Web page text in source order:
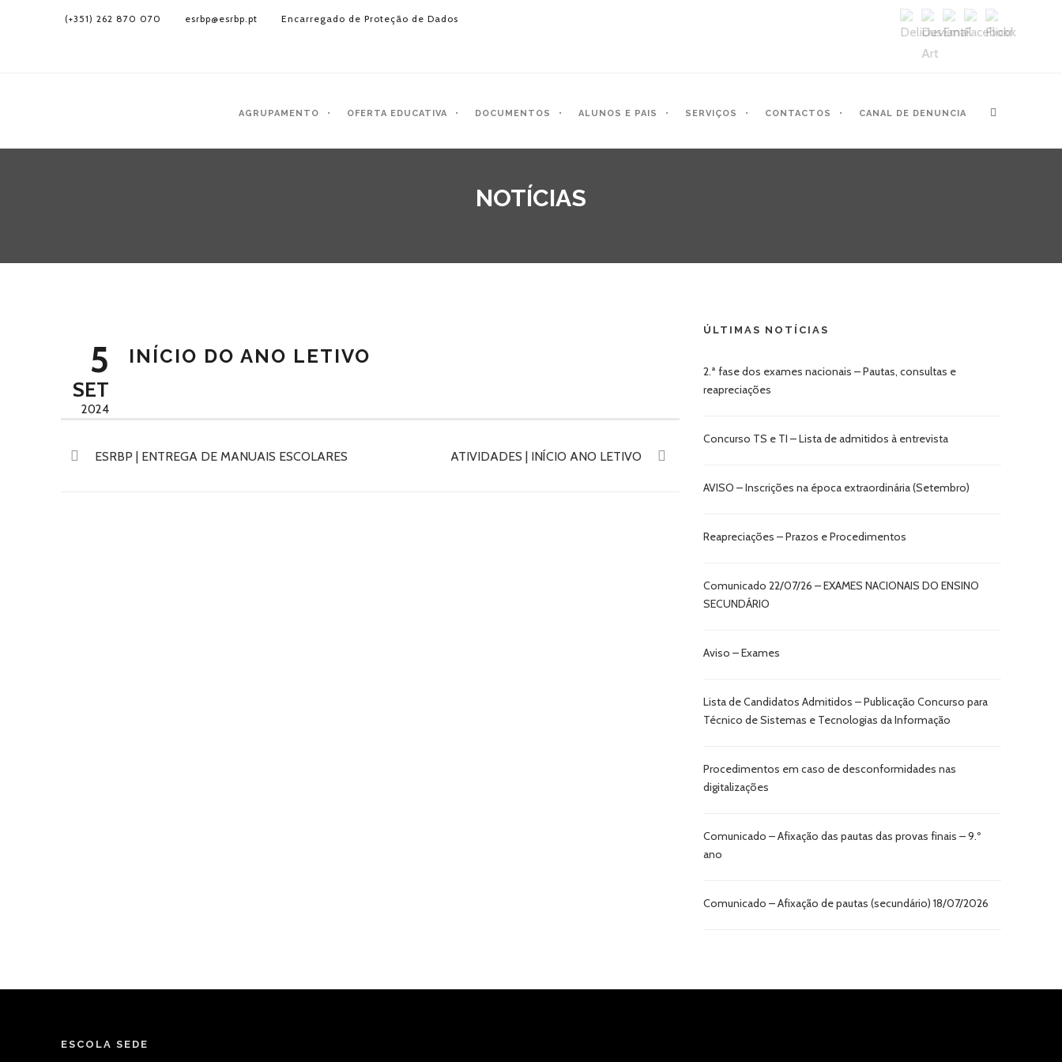
(+351) 262 870 070 esrbp@esrbp.pt Encarregado de Proteção de Dados
AGRUPAMENTO OFERTA EDUCATIVA DOCUMENTOS ALUNOS E PAIS SERVIÇOS CONTACTOS CANAL DE DENUNCIA
NOTÍCIAS
5
SET
2024
INÍCIO DO ANO LETIVO
ESRBP | ENTREGA DE MANUAIS ESCOLARES ATIVIDADES | INÍCIO ANO LETIVO
ÚLTIMAS NOTÍCIAS
2.ª fase dos exames nacionais – Pautas, consultas e
reapreciações
Concurso TS e TI – Lista de admitidos à entrevista
AVISO – Inscrições na época extraordinária (Setembro)
Reapreciações – Prazos e Procedimentos
Comunicado 22/07/26 – EXAMES NACIONAIS DO ENSINO
SECUNDÁRIO
Aviso – Exames
Lista de Candidatos Admitidos – Publicação Concurso para
Técnico de Sistemas e Tecnologias da Informação
Procedimentos em caso de desconformidades nas
digitalizações
Comunicado – Afixação das pautas das provas finais – 9.º
ano
Comunicado – Afixação de pautas (secundário) 18/07/2026
ESCOLA SEDE